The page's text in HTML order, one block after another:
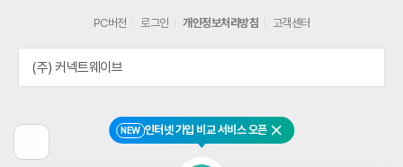
전
NEW 인터넷 가입 비교 서비스 오픈 닫기
PC버전 로그인 개인정보처리방침 고객센터
(주) 커넥트웨이브